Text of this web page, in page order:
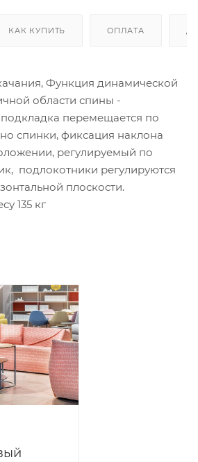
КАК КУПИТЬ ОПЛАТА
Функция динамической
области спины -
перемещается по
спинки, фиксация наклона
регулируемый по
подлокотники регулируются
плоскости.
135 кг